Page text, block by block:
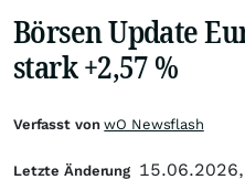
Börsen Update
stark +2,57 %
Verfasst vonwO Newsflash
Letzte Änderung